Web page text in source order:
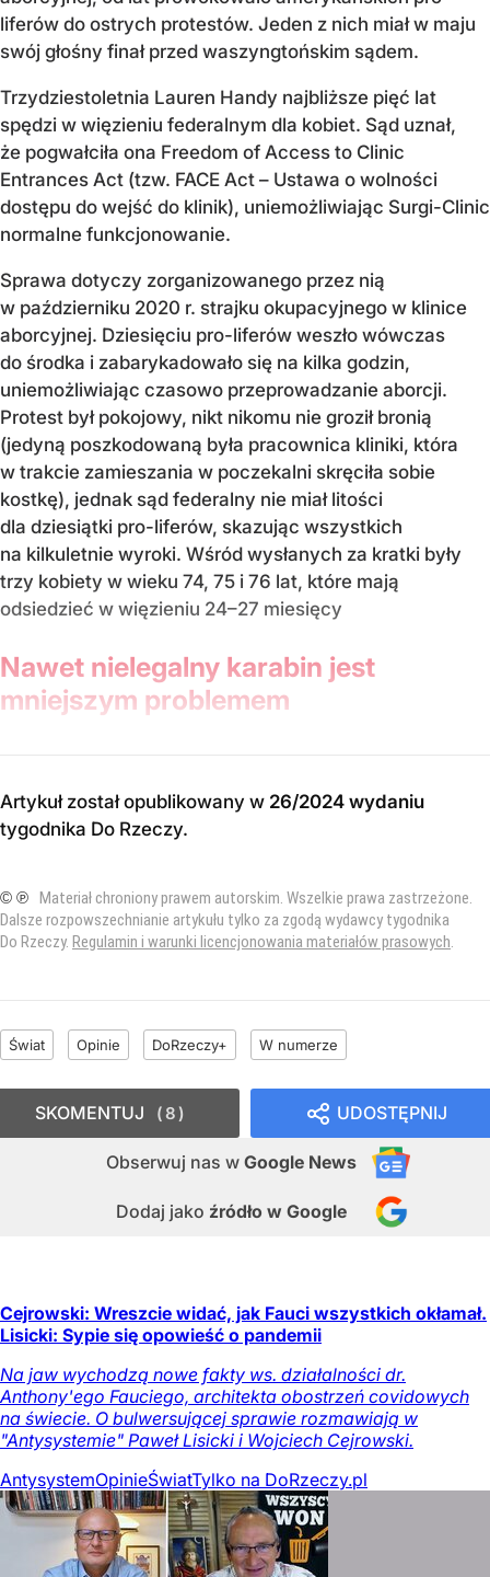
liferów do ostrych protestów. Jeden z nich miał w maju
swój głośny finał przed waszyngtońskim sądem.
Trzydziestoletnia Lauren Handy najbliższe pięć lat
spędzi w więzieniu federalnym dla kobiet. Sąd uznał,
że pogwałciła ona Freedom of Access to Clinic
Entrances Act (tzw. FACE Act – Ustawa o wolności
dostępu do wejść do klinik), uniemożliwiając Surgi-Clinic
normalne funkcjonowanie.
Sprawa dotyczy zorganizowanego przez nią
w październiku 2020 r. strajku okupacyjnego w klinice
aborcyjnej. Dziesięciu pro-liferów weszło wówczas
do środka i zabarykadowało się na kilka godzin,
uniemożliwiając czasowo przeprowadzanie aborcji.
Protest był pokojowy, nikt nikomu nie groził bronią
(jedyną poszkodowaną była pracownica kliniki, która
w trakcie zamieszania w poczekalni skręciła sobie
kostkę), jednak sąd federalny nie miał litości
dla dziesiątki pro-liferów, skazując wszystkich
na kilkuletnie wyroki. Wśród wysłanych za kratki były
trzy kobiety w wieku 74, 75 i 76 lat, które mają
odsiedzieć w więzieniu 24–27 miesięcy
Nawet nielegalny karabin jest
mniejszym problemem
Artykuł został opublikowany w 26/2024 wydaniu
tygodnika Do Rzeczy.
© ℗ Materiał chroniony prawem autorskim. Wszelkie prawa zastrzeżone.
Dalsze rozpowszechnianie artykułu tylko za zgodą wydawcy tygodnika
Do Rzeczy. Regulamin i warunki licencjonowania materiałów prasowych.
Świat Opinie DoRzeczy+ W numerze
UDOSTĘPNIJ
Obserwuj nas w Google News
Dodaj jako źródło w Google
SKOMENTUJ 8
Cejrowski: Wreszcie widać, jak Fauci wszystkich okłamał.
Lisicki: Sypie się opowieść o pandemii
Na jaw wychodzą nowe fakty ws. działalności dr.
Anthony'ego Fauciego, architekta obostrzeń covidowych
na świecie. O bulwersującej sprawie rozmawiają w
"Antysystemie" Paweł Lisicki i Wojciech Cejrowski.
AntysystemOpinieŚwiatTylko na DoRzeczy.pl